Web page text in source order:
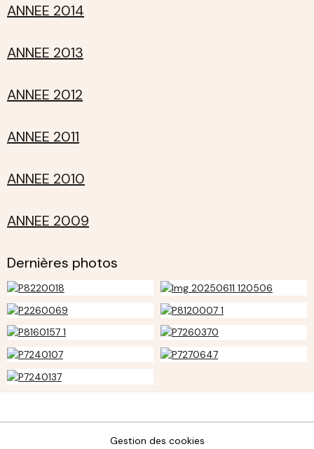
ANNEE 2014
ANNEE 2013
ANNEE 2012
ANNEE 2011
ANNEE 2010
ANNEE 2009
Dernières photos
Gestion des cookies